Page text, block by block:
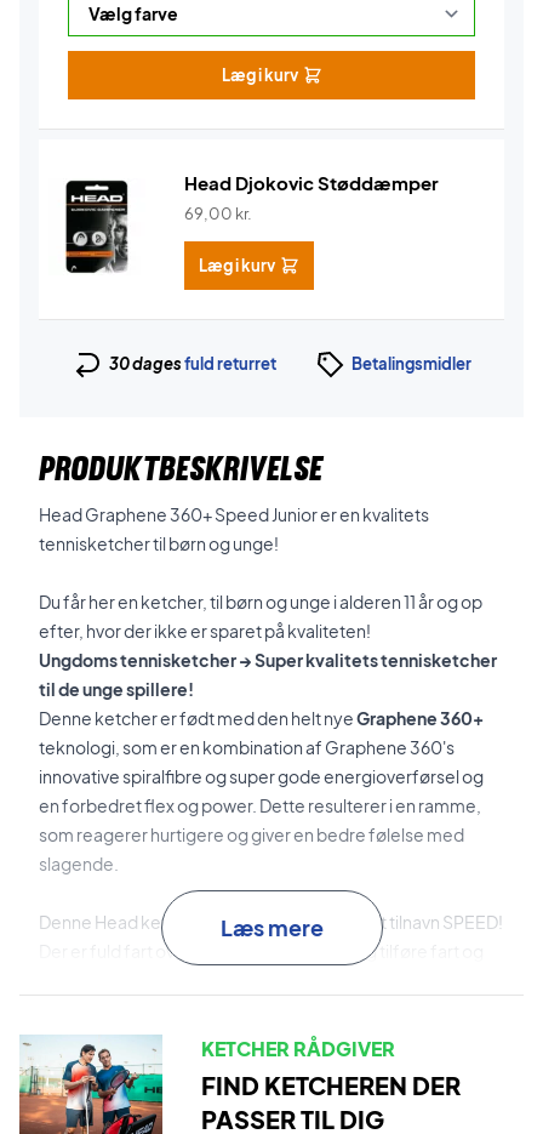
Læg i kurv
Head Djokovic Støddæmper
69,00 kr.
Læg i kurv
30 dagesfuld returret Betalingsmidler
PRODUKTBESKRIVELSE
Head Graphene 360+ Speed Junior er en kvalitets
tennisketcher til børn og unge!
Du får her en ketcher, til børn og unge i alderen 11 år og op
efter, hvor der ikke er sparet på kvaliteten!
Ungdoms tennisketcher → Super kvalitets tennisketcher
til de unge spillere!
Denne ketcher er født med den helt nyeGraphene 360+
teknologi, som er en kombination af Graphene 360's
innovative spiralfibre og super gode energioverførsel og
en forbedret flex og power. Dette resulterer i en ramme,
som reagerer hurtigere og giver en bedre følelse med
slagende.
Denne Head ketcher lever i den grad op til sit tilnavn SPEED!
Der er fuld fart over feltet og du kan virkelig tilføre fart og
360+ Speed Jr!
Oplev en utrolig hurtig ketcherføring og fart i spillet fra
første skud med denne Head Graphene 360+ Speed
Junior ketcher!
Læs mere
KETCHER RÅDGIVER
FIND KETCHEREN DER
PASSER TIL DIG